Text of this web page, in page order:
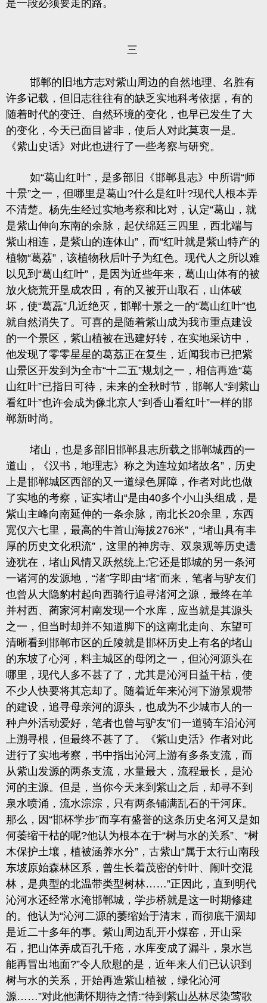
是一段必须要走的路。
三
邯郸的旧地方志对紫山周边的自然地理、名胜有
许多记载，但旧志往往有的缺乏实地科考依据，有的
随着时代的变迁、自然环境的变化，也早已发生了大
的变化，今天已面目皆非，使后人对此莫衷一是。
《紫山史话》对此也进行了一些考察与研究。
如“葛山红叶” ， 是多部旧《邯郸县志》中所谓“师
十景”之一 ， 但哪里是葛山?什么是红叶?现代人根本弄
不清楚。杨先生经过实地考察和比对 ， 认定“葛山 ，就
是紫山伸向东南的余脉，起伏绵廷三四里，西北端与
紫山相连， 是紫山的连体山” ， 而“红叶就是紫山特产的
植物“葛荔” ， 该植物秋后叶子为红色。现代人之所以难
以见到 “葛山红叶” ，是因为近些年来，葛山山体有的被
放火烧荒开垦成农田，有的又被开山取石，山体破
坏， 使“葛藠”几近绝灭 ， 邯郸十景之一的“葛山红叶”也
就自然消失了。可喜的是随着紫山成为我市重点建设
的一个景区 ，紫山植被在迅建好转，在实地采访中，
他发现了零零星星的葛荔正在复生， 近闻我市已把紫
山景区开发到为全市“十二五”规划之一 ， 相信再造“葛
山红叶”已指日可待 ，未来的全秋时节， 邯郸人“到紫山
看红叶”也许会成为像北京人“到香山看红叶”一样的邯
郸新时尚。
堵山，也是多部旧邯郸县志所载之邯郸城西的一
道山，《汉书， 地理志》称之为连垃如堵故名” ，历史
上是邯郸城区西部的又一道绿色屏障，作者对此也做
了实地的考察， 证实堵山“是由40多个小山头组成 ，是
紫山主峰向南延伸的一条余脉， 南北长20余里 ，东西
宽仅六七里， 最高的牛首山海拔276米” ，“堵山具有丰
厚的历史文化积流”，这里的神房寺、双泉观等历史遗
迹犹在， 堵山风情又跃然统上;它还是邯城的另一条河
一诸河的发源地 ，“渚”字即由“堵”而来，笔者与驴友们
也曾从大隐豹村起向西骑行追寻渚河之源，最终在羊
并村西、蔺家河村南发现一个水库，应当就是其源头
之一，但当时却并不知道脚下的这南北走向、东望可
清晰看到邯郸市区的丘陵就是邯杯历史上有名的堵山
的东坡了心河，料主城区的母闭之一，但沁河源头在
哪里，现代人多不甚了了，尤其是沁河日益干枯，使
不少人快要将其忘却了。随着近年来沁河下游景观带
的建设，追寻母亲河的源头，也成为不少城市人的一
种户外活动爱好， 笔者也曾与驴友”们一道骑车沿沁河
上溯寻根 ，但最终不甚了了。《紫山史活》作者对此
进行了实地考察，书中指出沁河上游有多条支流，而
从紫山发源的两条支流，水量最大，流程最长，是沁
河的主源。但是，当你今天来到紫山之后，却寻不到
泉水喷涌，流水淙淙，只有两条铺满乱石的干河床。
那么， 因“邯杯学步”而享有盛誉的这条历史名河又是如
何萎缩干枯的呢?他认为根本在于“树与水的关系”、“树
木保护土壤 ， 植被涵养水分” ， 古紫山“属于太行山南段
东坡原始森林区系 ，曾生长着茂密的针叶、闹叶交混
林， 是典型的北温带类型树林……”正因此 ，直到明代
沁河水还经常水淹邯郸城， 学步桥就是这一时期修建
的。他认为“沁河二源的萎缩始于清末 ，而彻底干涸却
是近二十多年的事。紫山周边乱开小煤窑，开山采
石，把山体弄成百孔千疮，水库变成了漏斗， 泉水岂
能再冒出地面?”令人欣慰的是 ，近年来人们已认识到
树与水的关系，开始再造紫山植被， 绿化沁河
源……”对此他满怀期待之情:“待到紫山丛林尽染莺歌